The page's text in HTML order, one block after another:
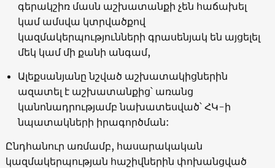
գերակշիռ մասն աշխատանքի չեն հաճախել
կամ ամսվա կտրվածքով
կազմակերպությունների գրասենյակ են այցելել
մեկ կամ մի քանի անգամ,
Ալեքսանյանը նշված աշխատակիցներին
ազատել է աշխատանքից՝ առանց
կանոնադրությամբ նախատեսված՝ ՀԿ-ի
նպատակների իրագործման:
Ընդհանուր առմամբ, հասարակական
կազմակերպության հաշիվներին փոխանցված